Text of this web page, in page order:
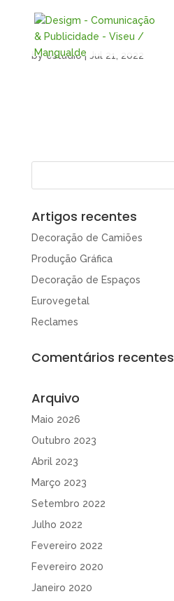
byestudio| Jul 21, 2022
Artigos recentes
Decoração de Camiões
Produção Gráfica
Decoração de Espaços
Eurovegetal
Reclames
Comentários recentes
Arquivo
Maio 2026
Outubro 2023
Abril 2023
Março 2023
Setembro 2022
Julho 2022
Fevereiro 2022
Fevereiro 2020
Janeiro 2020